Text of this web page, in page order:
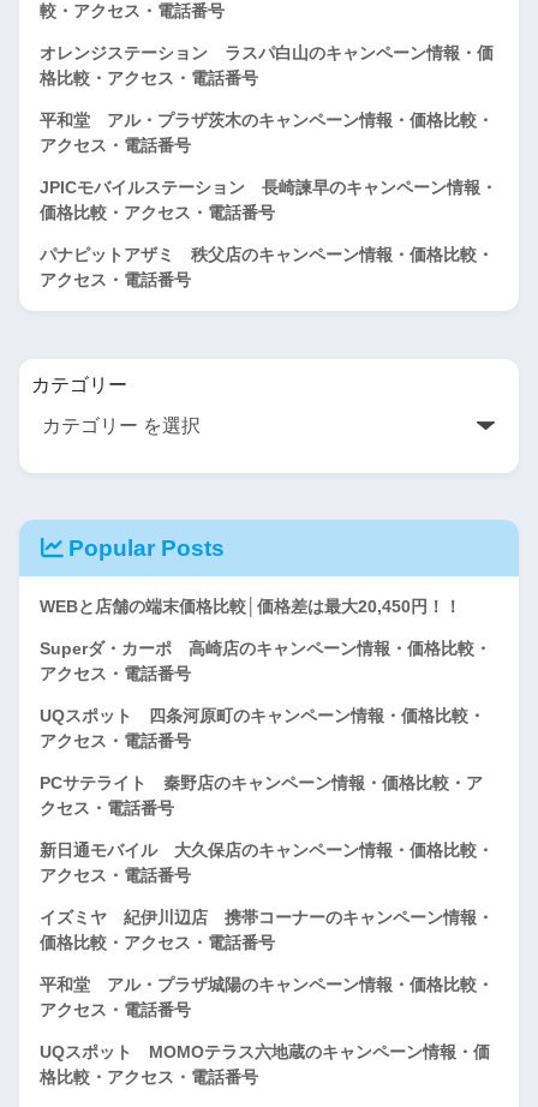
較・アクセス・電話番号
オレンジステーション ラスパ白山のキャンペーン情報・価
格比較・アクセス・電話番号
平和堂 アル・プラザ茨木のキャンペーン情報・価格比較・
アクセス・電話番号
JPICモバイルステーション 長崎諫早のキャンペーン情報・
価格比較・アクセス・電話番号
パナピットアザミ 秩父店のキャンペーン情報・価格比較・
アクセス・電話番号
カテゴリー
Popular Posts
WEBと店舗の端末価格比較│価格差は最大20,450円！！
Superダ・カーポ 高崎店のキャンペーン情報・価格比較・
アクセス・電話番号
UQスポット 四条河原町のキャンペーン情報・価格比較・
アクセス・電話番号
PCサテライト 秦野店のキャンペーン情報・価格比較・ア
クセス・電話番号
新日通モバイル 大久保店のキャンペーン情報・価格比較・
アクセス・電話番号
イズミヤ 紀伊川辺店 携帯コーナーのキャンペーン情報・
価格比較・アクセス・電話番号
平和堂 アル・プラザ城陽のキャンペーン情報・価格比較・
アクセス・電話番号
UQスポット MOMOテラス六地蔵のキャンペーン情報・価
格比較・アクセス・電話番号